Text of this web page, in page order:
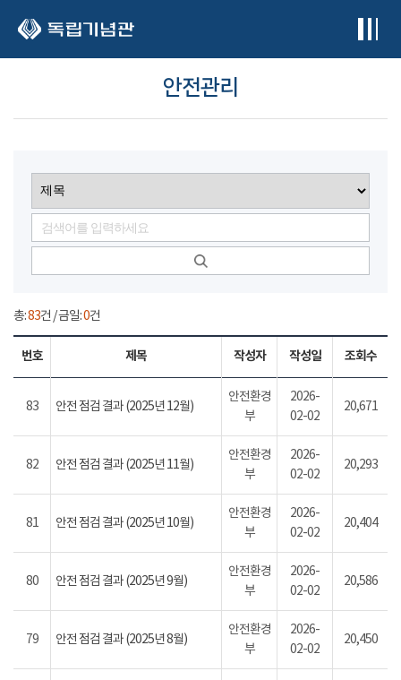
안전관리
총:83건 / 금일:0건
번호 제목 작성자 작성일 조회수
83 안전 점검 결과 (2025년 12월)
안전환경
부
2026-
02-02
20,671
82 안전 점검 결과 (2025년 11월)
안전환경
부
2026-
02-02
20,293
81 안전 점검 결과 (2025년 10월)
안전환경
부
2026-
02-02
20,404
80 안전 점검 결과 (2025년 9월)
안전환경
부
2026-
02-02
20,586
79 안전 점검 결과 (2025년 8월)
안전환경
부
2026-
02-02
20,450